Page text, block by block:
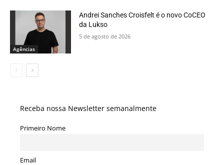
Agências
Andrei Sanches Croisfelt é o novo CoCEO
da Lukso
5 de agosto de 2026
Receba nossa Newsletter semanalmente
Primeiro Nome
Email